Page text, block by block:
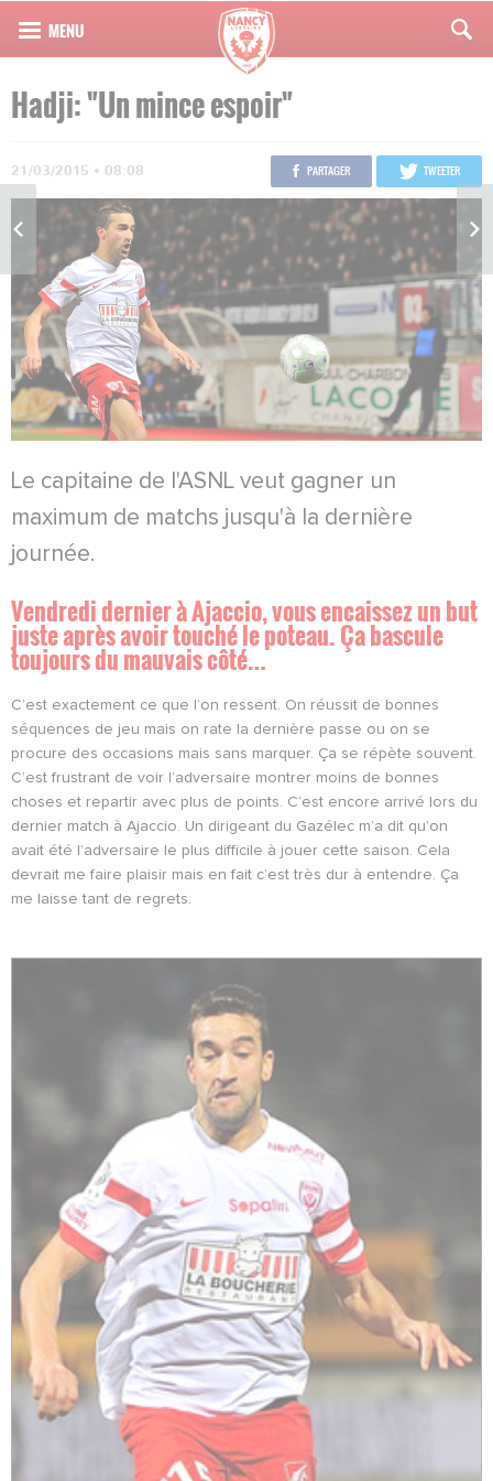
Hadji: "Un mince espoir"
21/03/2015 • 08:08 PARTAGER TWEETER
Le capitaine de l'ASNL veut gagner un
maximum de matchs jusqu'à la dernière
journée.
Vendredi dernier à Ajaccio, vous encaissez un but
juste après avoir touché le poteau. Ça bascule
toujours du mauvais côté…
C’est exactement ce que l’on ressent. On réussit de bonnes
séquences de jeu mais on rate la dernière passe ou on se
procure des occasions mais sans marquer. Ça se répète souvent.
C’est frustrant de voir l’adversaire montrer moins de bonnes
choses et repartir avec plus de points. C’est encore arrivé lors du
dernier match à Ajaccio. Un dirigeant du Gazélec m’a dit qu’on
avait été l’adversaire le plus difficile à jouer cette saison. Cela
devrait me faire plaisir mais en fait c’est très dur à entendre. Ça
me laisse tant de regrets.